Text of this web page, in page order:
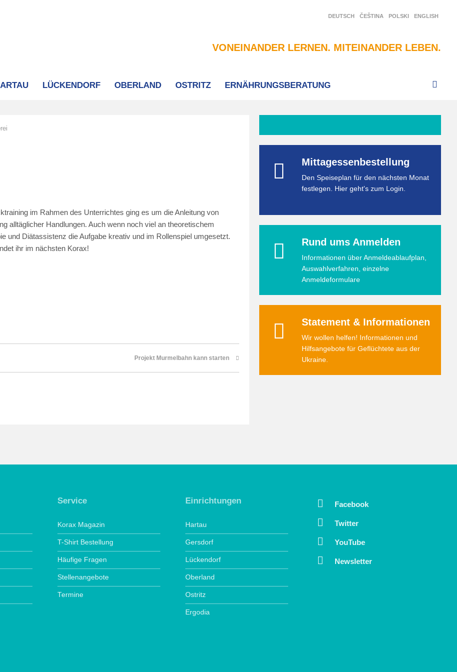
DEUTSCH ČEŠTINA POLSKI ENGLISH
VONEINANDER LERNEN. MITEINANDER LEBEN.
LÜCKENDORF OBERLAND OSTRITZ ERNÄHRUNGSBERATUNG
im Rahmen des Unterrichtes ging es um die Anleitung von
alltäglicher Handlungen. Auch wenn noch viel an theoretischem
und Diätassistenz die Aufgabe kreativ und im Rollenspiel umgesetzt.
ihr im nächsten Korax!
Projekt Murmelbahn kann starten
Mittagessenbestellung
Den Speiseplan für den nächsten Monat
festlegen. Hier geht's zum Login.
Rund ums Anmelden
Informationen über Anmeldeablaufplan,
Auswahlverfahren, einzelne
Anmeldeformulare
Statement & Informationen
Wir wollen helfen! Informationen und
Hilfsangebote für Geflüchtete aus der
Ukraine.
Service
Korax Magazin
T-Shirt Bestellung
Häufige Fragen
Stellenangebote
Termine
Einrichtungen
Hartau
Gersdorf
Lückendorf
Oberland
Ostritz
Ergodia
Facebook
Twitter
YouTube
Newsletter